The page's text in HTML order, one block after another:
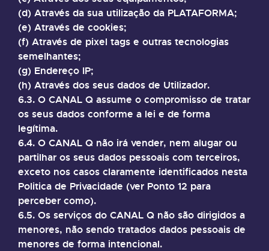
(d) Através da sua utilização da PLATAFORMA;
(e) Através de cookies;
(f) Através de pixel tags e outras tecnologias
semelhantes;
(g) Endereço IP;
(h) Através dos seus dados de Utilizador.
6.3. O CANAL Q assume o compromisso de tratar
os seus dados conforme a lei e de forma
legítima.
6.4. O CANAL Q não irá vender, nem alugar ou
partilhar os seus dados pessoais com terceiros,
exceto nos casos claramente identificados nesta
Politica de Privacidade (ver Ponto 12 para
perceber como).
6.5. Os serviços do CANAL Q não são dirigidos a
menores, não sendo tratados dados pessoais de
menores de forma intencional.